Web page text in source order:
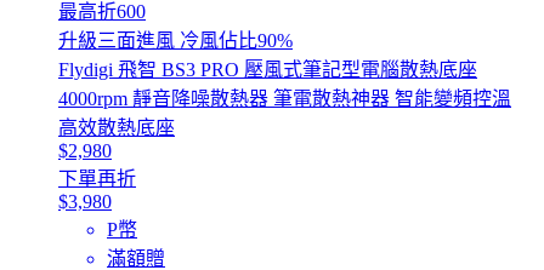
最高折600
升級三面進風 冷風佔比90%
Flydigi 飛智 BS3 PRO 壓風式筆記型電腦散熱底座
4000rpm 靜音降噪散熱器 筆電散熱神器 智能變頻控溫
高效散熱底座
$2,980
下單再折
$3,980
P幣
滿額贈